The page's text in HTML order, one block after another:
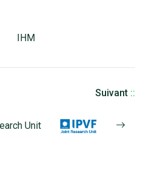
IHM
Suivant ::
Unit